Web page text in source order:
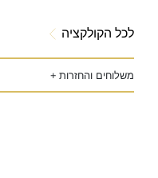
לכל הקולקציה
משלוחים והחזרות +